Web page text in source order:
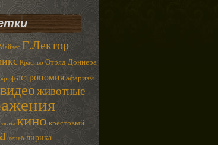
Г.Лектор
Красиво Отряд Доннера
астрономияафаризм
видеоживотные
кино крестовый
лечеб лирика